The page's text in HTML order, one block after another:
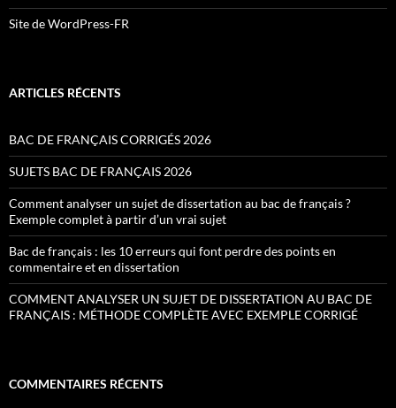
Site de WordPress-FR
ARTICLES RÉCENTS
BAC DE FRANÇAIS CORRIGÉS 2026
SUJETS BAC DE FRANÇAIS 2026
Comment analyser un sujet de dissertation au bac de français ?
Exemple complet à partir d’un vrai sujet
Bac de français : les 10 erreurs qui font perdre des points en
commentaire et en dissertation
COMMENT ANALYSER UN SUJET DE DISSERTATION AU BAC DE
FRANÇAIS : MÉTHODE COMPLÈTE AVEC EXEMPLE CORRIGÉ
COMMENTAIRES RÉCENTS